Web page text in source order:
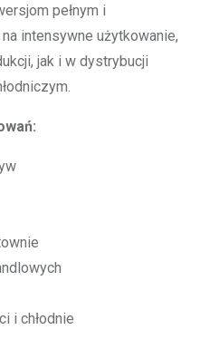
pełnym i
intensywne użytkowanie,
jak i w dystrybucji
i chłodnie